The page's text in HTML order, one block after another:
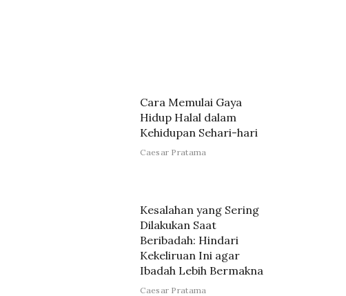
Cara Memulai Gaya
Hidup Halal dalam
Kehidupan Sehari-hari
Caesar Pratama
Kesalahan yang Sering
Dilakukan Saat
Beribadah: Hindari
Kekeliruan Ini agar
Ibadah Lebih Bermakna
Caesar Pratama